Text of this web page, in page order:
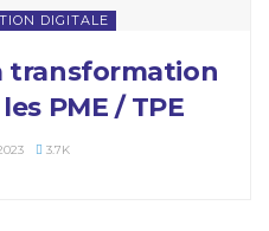
DIGITALE
transformation
PME / TPE
3.7K